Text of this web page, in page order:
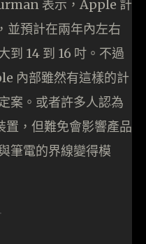
表示，Apple 計
預計在兩年內左右
到 14 到 16 吋。不過
內部雖然有這樣的計
案。或者許多人認為
，但難免會影響產品
筆電的界線變得模